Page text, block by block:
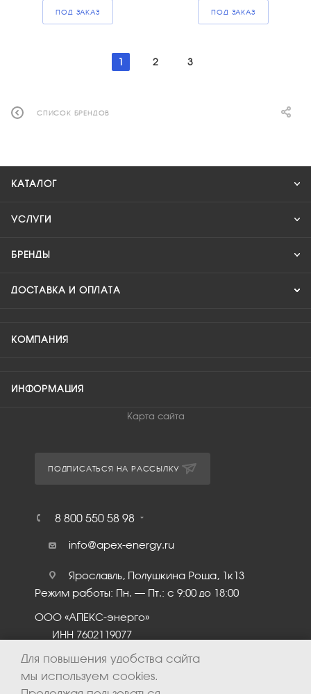
ПОД ЗАКАЗ ПОД ЗАКАЗ
1 2 3
СПИСОК БРЕНДОВ
КАТАЛОГ
УСЛУГИ
БРЕНДЫ
ДОСТАВКА И ОПЛАТА
КОМПАНИЯ
ИНФОРМАЦИЯ
Карта сайта
ПОДПИСАТЬСЯ НА РАССЫЛКУ
8 800 550 58 98
info@apex-energy.ru
Ярославль, Полушкина Роща, 1к13
Режим работы: Пн. – Пт.: с 9:00 до 18:00
ООО «АПЕКС-энерго»
ИНН 7602119077
Для повышения удобства сайта
мы используем cookies.